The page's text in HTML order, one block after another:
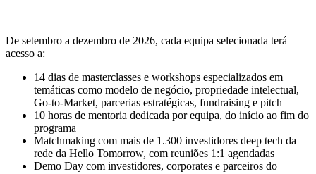
De setembro a dezembro de 2026, cada equipa selecionada terá
acesso a:
14 dias de masterclasses e workshops especializados em
temáticas como modelo de negócio, propriedade intelectual,
Go-to-Market, parcerias estratégicas, fundraising e pitch
10 horas de mentoria dedicada por equipa, do início ao fim do
programa
Matchmaking com mais de 1.300 investidores deep tech da
rede da Hello Tomorrow, com reuniões 1:1 agendadas
Demo Day com investidores, corporates e parceiros do